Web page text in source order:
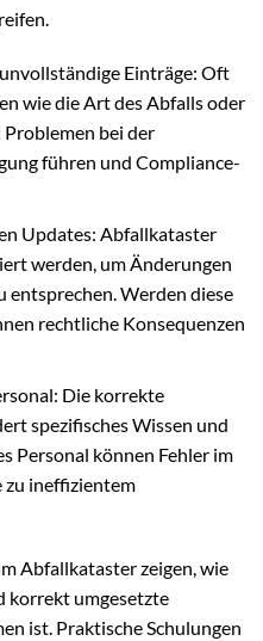
Einträge: Oft
wie die Art des Abfalls oder
Problemen bei der
führen und Compliance-
Updates: Abfallkataster
werden, um Änderungen
entsprechen. Werden diese
rechtliche Konsequenzen
Die korrekte
spezifisches Wissen und
Personal können Fehler im
ineffizientem
Abfallkataster zeigen, wie
korrekt umgesetzte
ist. Praktische Schulungen